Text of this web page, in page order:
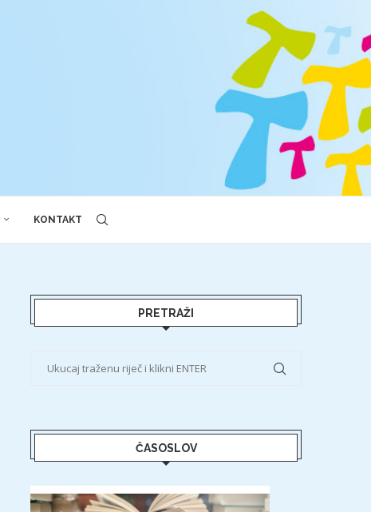
KONTAKT
PRETRAŽI
ČASOSLOV